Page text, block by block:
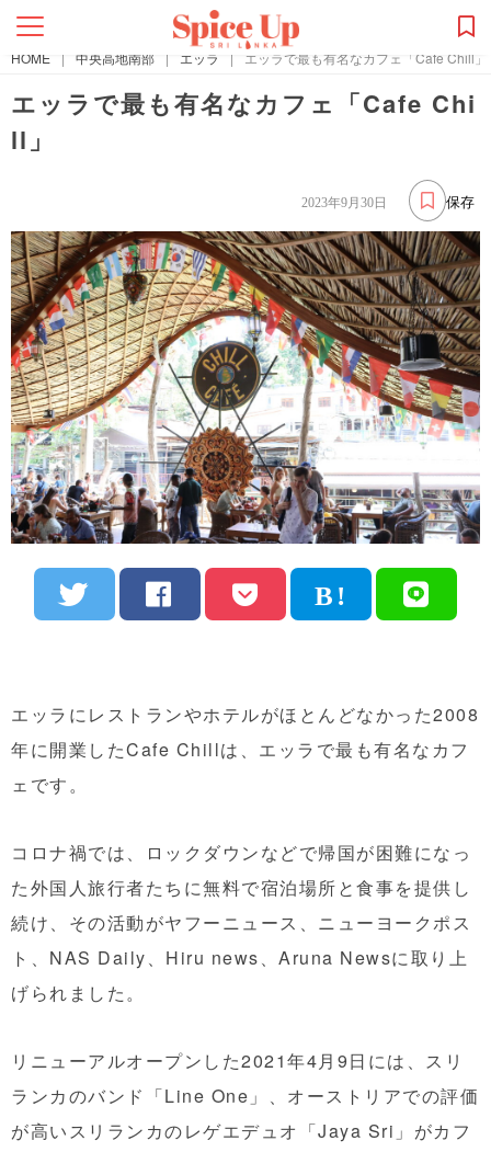
HOME | 中央高地南部 | エッラ | エッラで最も有名なカフェ「Cafe Chill」
エッラで最も有名なカフェ「Cafe Chi
ll」
保存
2023年9月30日
エッラにレストランやホテルがほとんどなかった2008
年に開業したCafe Chillは、エッラで最も有名なカフ
ェです。
コロナ禍では、ロックダウンなどで帰国が困難になっ
た外国人旅行者たちに無料で宿泊場所と食事を提供し
続け、その活動がヤフーニュース、ニューヨークポス
ト、NAS Daily、Hiru news、Aruna Newsに取り上
げられました。
リニューアルオープンした2021年4月9日には、スリ
ランカのバンド「Line One」、オーストリアでの評価
が高いスリランカのレゲエデュオ「Jaya Sri」がカフ